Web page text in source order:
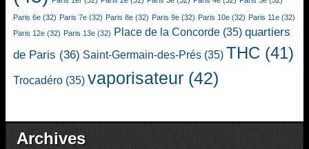
Paris 6e (32) Paris 7e (32) Paris 8e (32) Paris 9e (32) Paris 10e (32) Paris 11e (32)
Paris 12e (32) Paris 13e (32) Place de la Concorde (35) quartiers
de Paris (36) Saint-Germain-des-Prés (35) THC (41)
Trocadéro (35) vaporisateur (42)
Archives